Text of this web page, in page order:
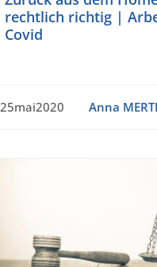
rechtlich richtig |
Covid
25mai2020 Anna